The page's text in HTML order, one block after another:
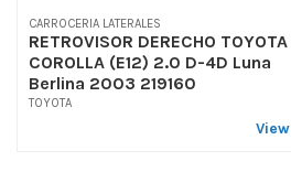
CARROCERIA LATERALES
RETROVISOR DERECHO TOYOTA
COROLLA (E12) 2.0 D-4D Luna
Berlina 2003 219160
TOYOTA
View